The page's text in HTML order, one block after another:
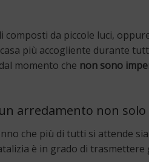
da piccole luci,
più accogliente durante
momento che non sono
arredamento non
che più di tutti si attende
è in grado di trasmettere